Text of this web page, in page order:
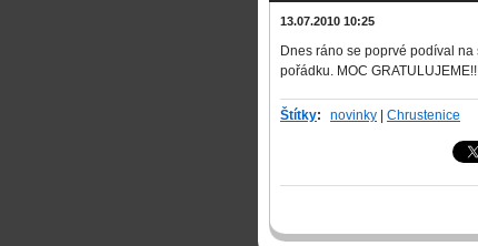
13.07.2010 10:25
Dnes ráno se poprvé podíval
pořádku. MOC
Štítky: novinky Chrustenice